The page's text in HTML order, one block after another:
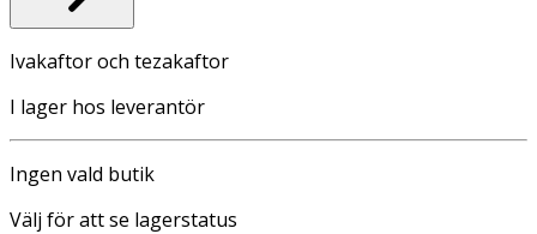
Ivakaftor och tezakaftor
I lager hos leverantör
Ingen vald butik
Välj för att se lagerstatus